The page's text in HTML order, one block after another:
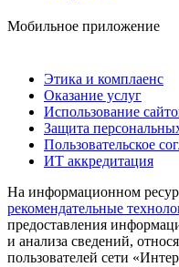
Мобильное приложение
Этика и комплаенс
Оказание услуг
Использование
Защита
Пользовательское
ИТ аккредитация
На информационном
рекомендательные
предоставления
и анализа сведений,
пользователей сети